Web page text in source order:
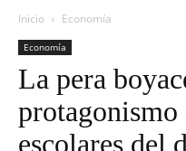
Inicio Economía
Economía
La pera
protagonismo
escolares del